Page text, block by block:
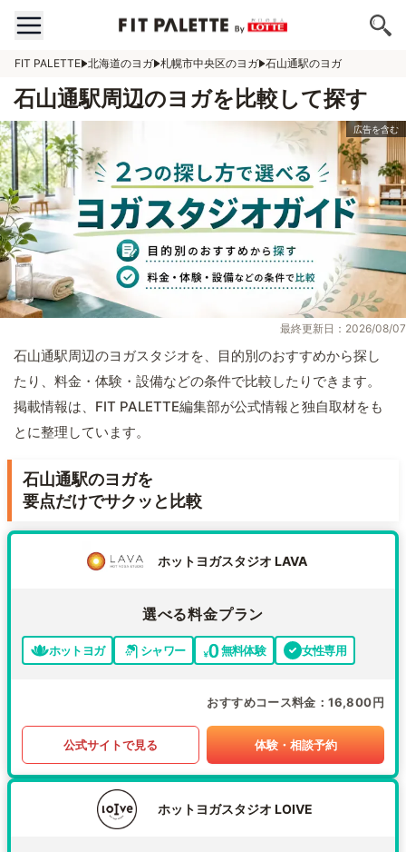
FIT PALETTE 北海道のヨガ 札幌市中央区のヨガ 石山通駅のヨガ
石山通駅周辺のヨガを比較して探す
最終更新日：2026/08/07
石山通駅周辺のヨガスタジオを、目的別のおすすめから探し
たり、料金・体験・設備などの条件で比較したりできます。
掲載情報は、FIT PALETTE編集部が公式情報と独自取材をも
とに整理しています。
石山通駅のヨガを
要点だけでサクッと比較
ホットヨガスタジオ LAVA
選べる料金プラン
ホットヨガ シャワー 無料体験 女性専用
おすすめコース料金 16,800円
公式サイトで見る 体験・相談予約
ホットヨガスタジオ LOIVE